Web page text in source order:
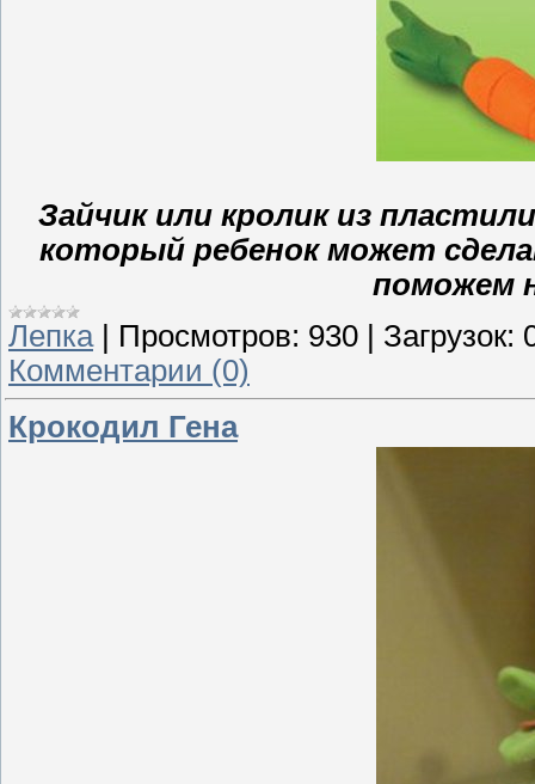
Зайчик или кролик из
который ребенок может
поможем
Лепка | Просмотров: 930 | Загрузок:
Комментарии (0)
Крокодил Гена